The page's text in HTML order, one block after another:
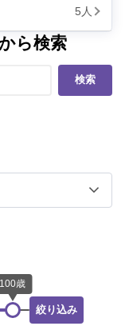
5人
ら検索
検索
絞り込み